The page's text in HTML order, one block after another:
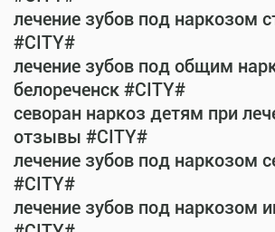
лечение зубов под наркозом
#CITY#
лечение зубов под общим
белореченск #CITY#
севоран наркоз детям при
отзывы #CITY#
лечение зубов под наркозом
#CITY#
лечение зубов под наркозом